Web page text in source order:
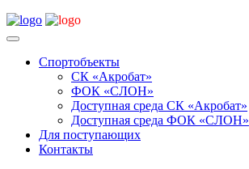
Спортобъекты
СК «Акробат»
ФОК «СЛОН»
Доступная среда СК «Акробат»
Доступная среда ФОК «СЛОН»
Для поступающих
Контакты